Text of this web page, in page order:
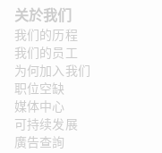
关於我们
我们的历程
我们的员工
为何加入我们
职位空缺
媒体中心
可持续发展
廣告查詢